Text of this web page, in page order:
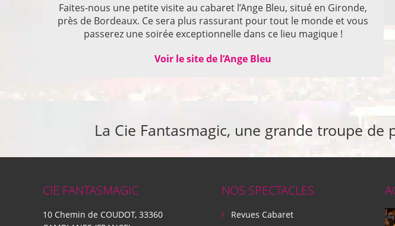
Faites-nous une petite visite au cabaret l’Ange Bleu, situé en Gironde,
près de Bordeaux. Ce sera plus rassurant pour tout le monde et vous
passerez une soirée exceptionnelle dans ce lieu magique !
Voir le site de l’Ange Bleu
La Cie Fantasmagic, une grande troupe
CIE FANTASMAGIC
10 Chemin de COUDOT, 33360
NOS SPECTACLES
Revues Cabaret